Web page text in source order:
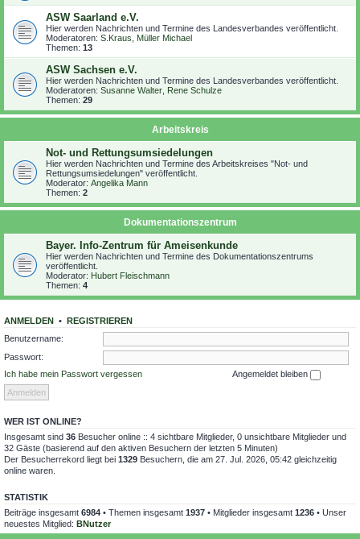
ASW Saarland e.V.
Hier werden Nachrichten und Termine des Landesverbandes veröffentlicht.
Moderatoren: S.Kraus
Müller Michael
Themen: 13
ASW Sachsen e.V.
Hier werden Nachrichten und Termine des Landesverbandes veröffentlicht.
Moderatoren: Susanne Walter Rene Schulze
Themen: 29
Arbeitskreis
Not- und Rettungsumsiedelungen
Hier werden Nachrichten und Termine des Arbeitskreises "Not- und
Rettungsumsiedelungen" veröffentlicht.
Moderator: Angelika Mann
Themen: 2
Dokumentationszentrum
Bayer. Info-Zentrum für Ameisenkunde
Hier werden Nachrichten und Termine des Dokumentationszentrums
veröffentlicht.
Moderator: Hubert Fleischmann
Themen: 4
ANMELDEN • REGISTRIEREN
Benutzername:
Passwort:
Ich habe mein Passwort vergessen
Angemeldet bleiben
WER IST ONLINE?
Insgesamt sind 36 Besucher online :: 4 sichtbare Mitglieder, 0 unsichtbare Mitglieder und
32 Gäste (basierend auf den aktiven Besuchern der letzten 5 Minuten)
Der Besucherrekord liegt bei 1329 Besuchern, die am 27. Jul. 2026, 05:42 gleichzeitig
online waren.
STATISTIK
Beiträge insgesamt 6984 • Themen insgesamt 1937 • Mitglieder insgesamt 1236 • Unser
neuestes Mitglied: BNutzer